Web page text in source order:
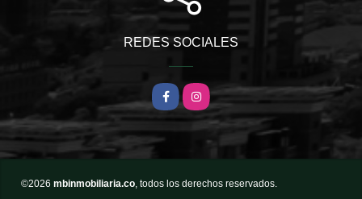
REDES SOCIALES
FacebookInstagram
©2026 mbinmobiliaria.co , todos los derechos reservados.